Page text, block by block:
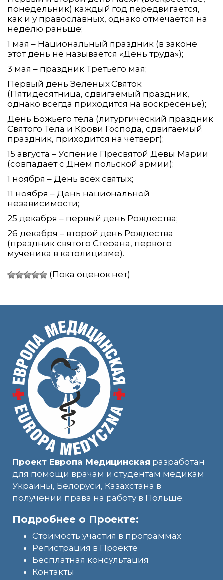
понедельник) каждый год передвигается,
как и у православных, однако отмечается на
неделю раньше;
1 мая – Национальный праздник (в законе
этот день не называется «День труда»);
3 мая – праздник Третьего мая;
Первый день Зеленых Святок
(Пятидесятница, сдвигаемый праздник,
однако всегда приходится на воскресенье);
День Божьего тела (литургический праздник
Святого Тела и Крови Господа, сдвигаемый
праздник, приходится на четверг);
15 августа – Успение Пресвятой Девы Марии
(совпадает с Днем польской армии);
1 ноября – День всех святых;
11 ноября – День национальной
независимости;
25 декабря – первый день Рождества;
26 декабря – второй день Рождества
(праздник святого Стефана, первого
мученика в католицизме).
(Пока оценок нет)
Проект Европа Медицинская разработан
для помощи врачам и студентам медикам
Украины, Белоруси, Казахстана в
получении права на работу в Польше.
Подробнее о Проекте:
Стоимость участия в программах
Регистрация в Проекте
Бесплатная консультация
Контакты